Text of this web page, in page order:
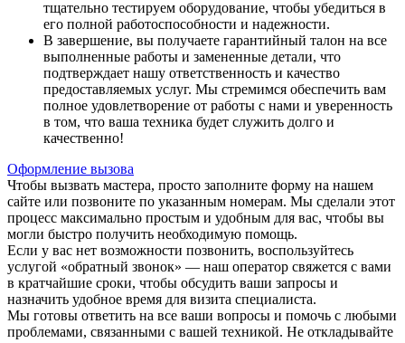
тщательно тестируем оборудование, чтобы убедиться в
его полной работоспособности и надежности.
В завершение, вы получаете гарантийный талон на все
выполненные работы и замененные детали, что
подтверждает нашу ответственность и качество
предоставляемых услуг. Мы стремимся обеспечить вам
полное удовлетворение от работы с нами и уверенность
в том, что ваша техника будет служить долго и
качественно!
Оформление вызова
Чтобы вызвать мастера, просто заполните форму на нашем
сайте или позвоните по указанным номерам. Мы сделали этот
процесс максимально простым и удобным для вас, чтобы вы
могли быстро получить необходимую помощь.
Если у вас нет возможности позвонить, воспользуйтесь
услугой «обратный звонок» — наш оператор свяжется с вами
в кратчайшие сроки, чтобы обсудить ваши запросы и
назначить удобное время для визита специалиста.
Мы готовы ответить на все ваши вопросы и помочь с любыми
проблемами, связанными с вашей техникой. Не откладывайте